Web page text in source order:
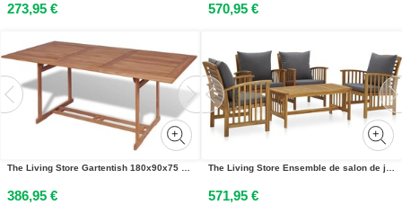
273,95 € 570,95 €
The Living Store Gartentish 180x90x75 cm Teck Massivholz
386,95 €
The Living Store Ensemble de salon de jardin 5 pièces avec coussins en bois massif dacacia
571,95 €